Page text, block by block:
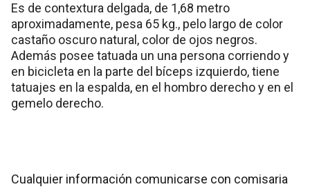
Es de contextura delgada, de 1,68 metro
aproximadamente, pesa 65 kg., pelo largo de color
castaño oscuro natural, color de ojos negros.
Además posee tatuada un una persona corriendo y
en bicicleta en la parte del bíceps izquierdo, tiene
tatuajes en la espalda, en el hombro derecho y en el
gemelo derecho.
Cualquier información comunicarse con comisaria